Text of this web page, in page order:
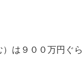
は９００万円ぐ